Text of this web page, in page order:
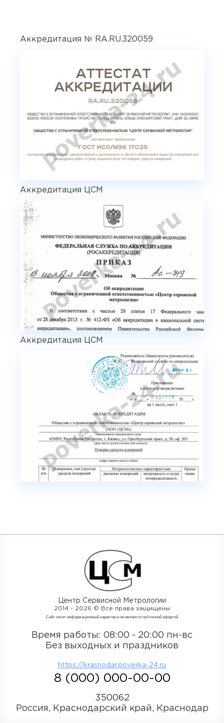
Аккредитация № RA.RU.320059
Аккредитация ЦСМ
Аккредитация ЦСМ
Центр Сервисной Метрологии
2014 - 2026 © Все права защищены
Cайт носит информационный характер и не является публичной офертой
Время работы: 08:00 - 20:00 пн-вс
Без выходных и праздников
https://krasnodar.poverka-24.ru
8 (000) 000-00-00
350062
Россия, Краснодарский край, Краснодар